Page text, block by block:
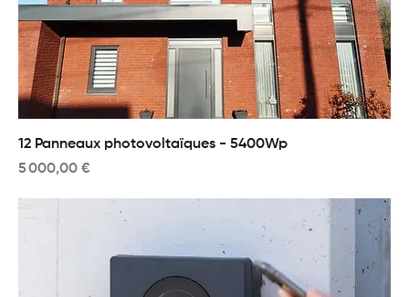
12 Panneaux photovoltaïques - 5400Wp
Prix
5 000,00 €